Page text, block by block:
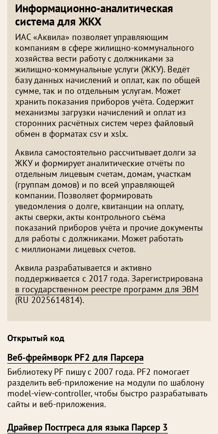
Информационно-аналитическая
система для ЖКХ
ИАС «Аквила» позволяет управляющим
компаниям в сфере жилищно-коммунального
хозяйства вести работу с должниками за
жилищно-коммунальные услуги (ЖКУ). Ведёт
базу данных начислений и оплат, как по общей
сумме, так и по отдельным услугам. Может
хранить показания приборов учёта. Содержит
механизмы загрузки начислений и оплат из
сторонних расчётных систем через файловый
обмен в форматах csv и xslx.
Аквила самостоятельно рассчитывает долги за
ЖКУ и формирует аналитические отчёты по
отдельным лицевым счетам, домам, участкам
(группам домов) и по всей управляющей
компании. Позволяет формировать
уведомления о долге, квитанции на оплату,
акты сверки, акты контрольного съёма
показаний приборов учёта и прочие документы
для работы с должниками. Может работать
с миллионами лицевых счетов.
Аквила разрабатывается и активно
поддерживается с 2017 года. Зарегистрирована
в государственном реестре программ для ЭВМ
(RU 2025614814).
Открытый код
Веб-фреймворк PF2 для Парсера
Библиотеку PF пишу с 2007 года. PF2 помогает
разделить веб-приложение на модули по шаблону
model-view-controller, чтобы быстро разрабатывать
сайты и веб-приложения.
Драйвер Поcтгреса для языка Парсер 3